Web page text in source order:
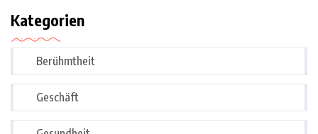
Kategorien
Berühmtheit
Geschäft